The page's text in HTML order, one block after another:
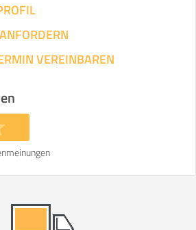
VEREINBAREN